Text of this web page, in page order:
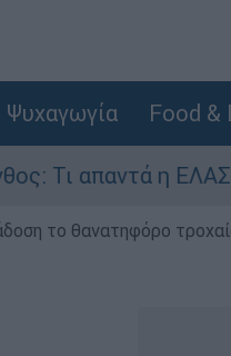
Ψυχαγωγία Food &
η ΕΛΑΣ για τους 8
το θανατηφόρο